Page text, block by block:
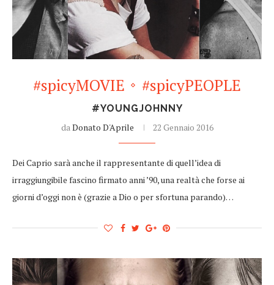
#spicyMOVIE #spicyPEOPLE
#YOUNGJOHNNY
daDonato D'Aprile 22 Gennaio 2016
Dei Caprio sarà anche il rappresentante di quell’idea di
irraggiungibile fascino firmato anni ’90, una realtà che forse ai
giorni d’oggi non è (grazie a Dio o per sfortuna parando)…